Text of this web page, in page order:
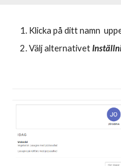
Klicka på ditt namn
Välj alternativet